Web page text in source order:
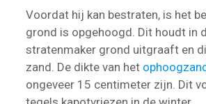
Voordat hij kan bestraten, is het
grond is opgehoogd. Dit houdt in
stratenmaker grond uitgraaft en
zand. De dikte van het
ongeveer 15 centimeter zijn. Dit